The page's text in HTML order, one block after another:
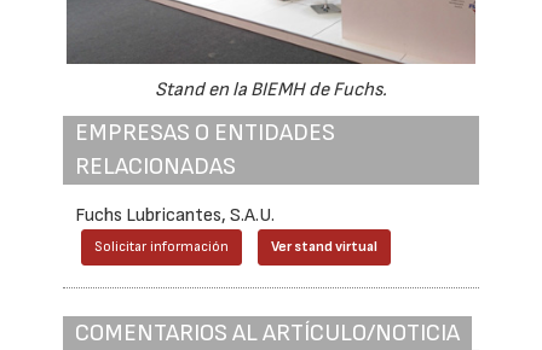
Stand en la BIEMH de Fuchs.
EMPRESAS O ENTIDADES
RELACIONADAS
Fuchs Lubricantes, S.A.U.
Solicitar información Ver stand virtual
COMENTARIOS AL ARTÍCULO/NOTICIA